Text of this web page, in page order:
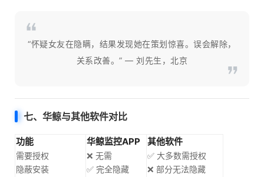
“怀疑女友在隐瞒，结果发现她在策划惊喜。误会解除，
关系改善。” — 刘先生，北京
七、华鲸与其他软件对比
功能 华鲸监控APP 其他软件
需要授权 ❌ 无需
✅ 大多数需授权
隐蔽安装
✅ 完全隐藏
❌ 部分无法隐藏